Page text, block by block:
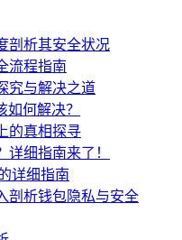
剖析其安全状况
流程指南
究与解决之道
如何解决？
的真相探寻
细指南来了！
详细指南
剖析钱包隐私与安全